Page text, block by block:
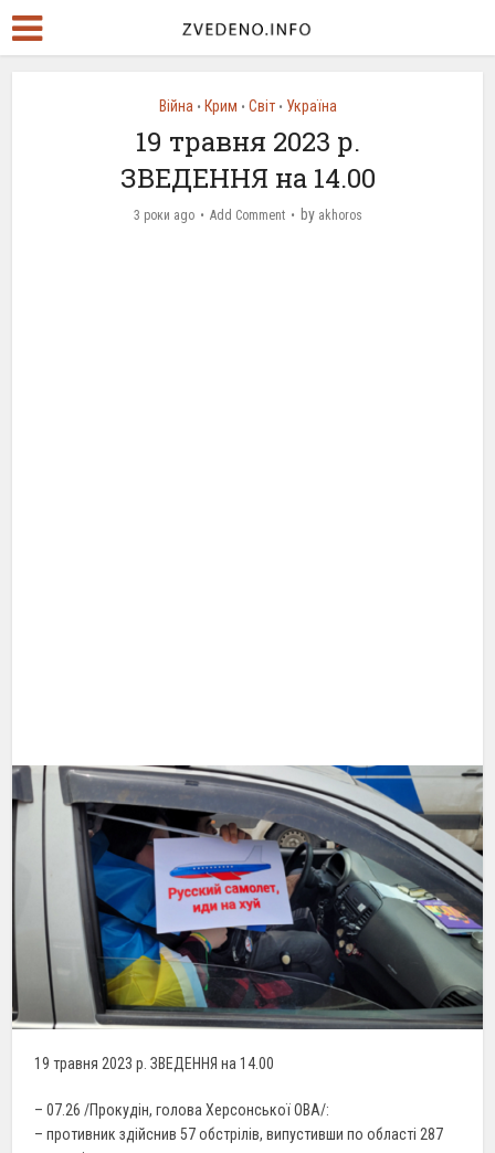
Війна • Крим • Світ • Україна
19 травня 2023 р.
ЗВЕДЕННЯ на 14.00
3 роки ago Add Comment by akhoros
19 травня 2023 р. ЗВЕДЕННЯ на 14.00
– 07.26 /Прокудін, голова Херсонської ОВА/:
– противник здійснив 57 обстрілів, випустивши по області 287